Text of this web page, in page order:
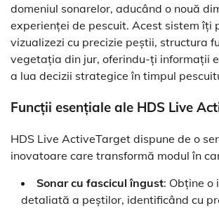
domeniul sonarelor, aducând o nouă
experienței de pescuit. Acest sistem îți
vizualizezi cu precizie peștii, structura
vegetația din jur, oferindu-ți informații
a lua decizii strategice în timpul
Funcții esențiale ale HDS Live
HDS Live ActiveTarget dispune de o
inovatoare care transformă modul în
Sonar cu fascicul îngust: Obține o
detaliată a peștilor, identificând cu